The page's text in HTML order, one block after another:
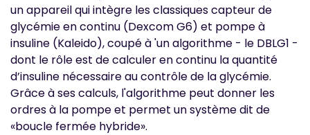
un appareil qui intègre les classiques capteur de
glycémie en continu (Dexcom G6) et pompe à
insuline (Kaleido), coupé à 'un algorithme - le DBLG1 -
dont le rôle est de calculer en continu la quantité
d’insuline nécessaire au contrôle de la glycémie.
Grâce à ses calculs, l'algorithme peut donner les
ordres à la pompe et permet un système dit de
«boucle fermée hybride».